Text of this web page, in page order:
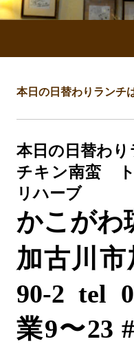
本日の日替わりランチ
本日の日替わり
チキン南蛮
リハーブ
かこがわ
加古川
90-2 tel
業9〜23 #